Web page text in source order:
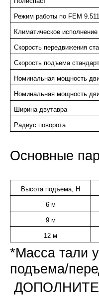
Режим работы по FEM 9.511
Климатическое
Скорость передвижения
Скорость подъема
Номинальная мощность
Номинальная мощность
Ширина двутавра
Радиус поворота
Основные
Высота подъема, Н
6 м
9 м
12 м
*Масса тали
подъема/